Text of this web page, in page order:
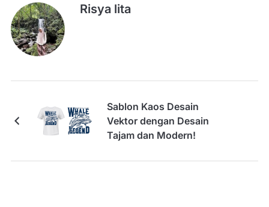
Risya lita
Sablon Kaos Desain
Vektor dengan Desain
Tajam dan Modern!